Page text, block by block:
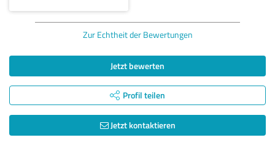
Zur Echtheit der Bewertungen
Jetzt bewerten
Profil teilen
Jetzt kontaktieren